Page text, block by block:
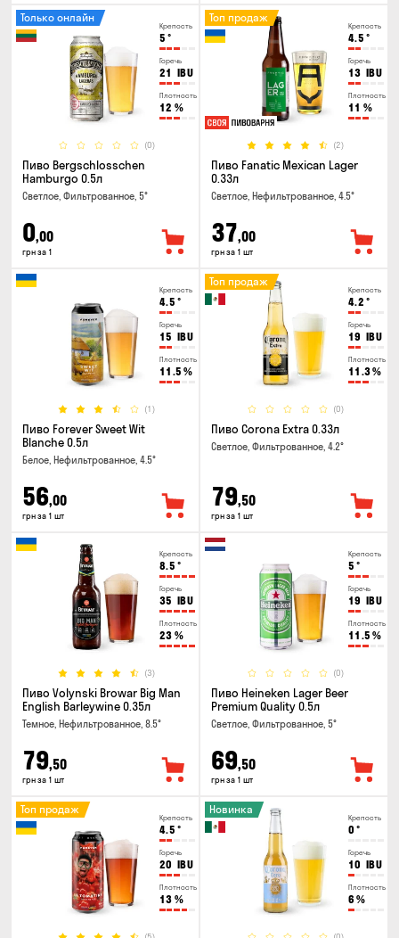
Крепость
5 °
Горечь
21 IBU
Плотность
12 %
(0)
Только онлайн
Пиво Bergschlosschen
Hamburgo 0.5л
Светлое, Фильтрованное, 5°
0,00
грн за 1
Крепость
4.5 °
Горечь
13 IBU
Плотность
11 %
(2)
Топ продаж
Пиво Fanatic Mexican Lager
0.33л
Светлое, Нефильтрованное, 4.5°
37,00
грн за 1 шт
Крепость
4.5 °
Горечь
15 IBU
Плотность
11.5 %
(1)
Пиво Forever Sweet Wit
Blanche 0.5л
Белое, Нефильтрованное, 4.5°
56,00
грн за 1 шт
Крепость
4.2 °
Горечь
19 IBU
Плотность
11.3%
(0)
Топ продаж
Пиво Corona Extra 0.33л
Светлое, Фильтрованное, 4.2°
79,50
грн за 1 шт
Крепость
8.5 °
Горечь
35 IBU
Плотность
23 %
(3)
Пиво Volynski Browar Big Man
English Barleywine 0.35л
Темное, Нефильтрованное, 8.5°
79,50
грн за 1 шт
Крепость
5 °
Горечь
19 IBU
Плотность
11.5 %
(0)
Пиво Heineken Lager Beer
Premium Quality 0.5л
Светлое, Фильтрованное, 5°
69,50
грн за 1 шт
Крепость
4.5 °
Горечь
20 IBU
Плотность
13 %
Топ продаж
Крепость
0 °
Горечь
10 IBU
Плотность
6 %
Новинка